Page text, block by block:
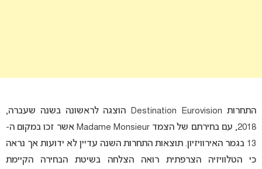
התחרות Destination Eurovision הוצגה לראשונה בשנה שעברה,
2018, עם בחירתם של הצמד Madame Monsieur אשר זכו במקום ה-
13 בגמר האירוויזיון. תוצאות התחרות השנה עדיין לא ידועות אך נראה
כי הטלוויזיה הצרפתית רואה הצלחה בשיטת הבחירה הקיימת